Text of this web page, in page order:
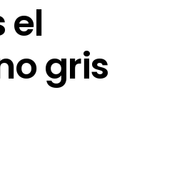
el
gris